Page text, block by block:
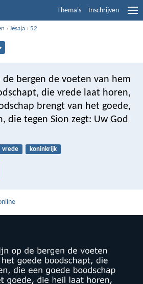
Thema's Inschrijven
›Jesaja ›52
bergen de voeten van hem
die vrede laat horen,
brengt van het goede,
die tegen Sion zegt: Uw God
vrede koninkrijk